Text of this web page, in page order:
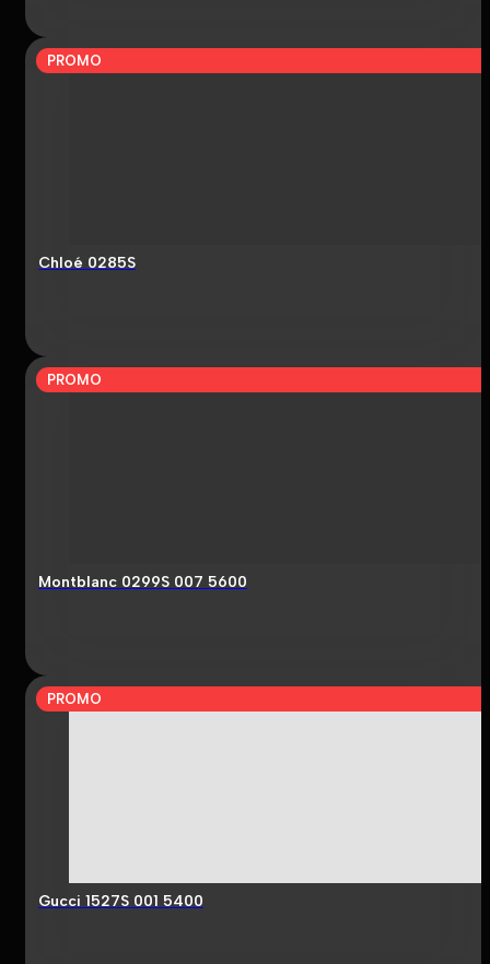
PROMO
Chloé 0285S
PROMO
Montblanc 0299S 007 5600
PROMO
Gucci 1527S 001 5400